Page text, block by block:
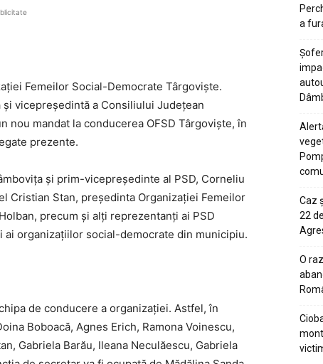
Femeilor Social-Democrate Târgoviște.
vicepreședintă a Consiliului Județean
nou mandat la conducerea OFSD Târgoviște, în
prezente.
și prim-vicepreședinte al PSD, Corneliu
Cristian Stan, președinta Organizației Femeilor
precum și alți reprezentanți ai PSD
organizațiilor social-democrate din municipiu.
de conducere a organizației. Astfel, în
Boboacă, Agnes Erich, Ramona Voinescu,
Gabriela Barău, Ileana Neculăescu, Gabriela
a
Caz
22
O